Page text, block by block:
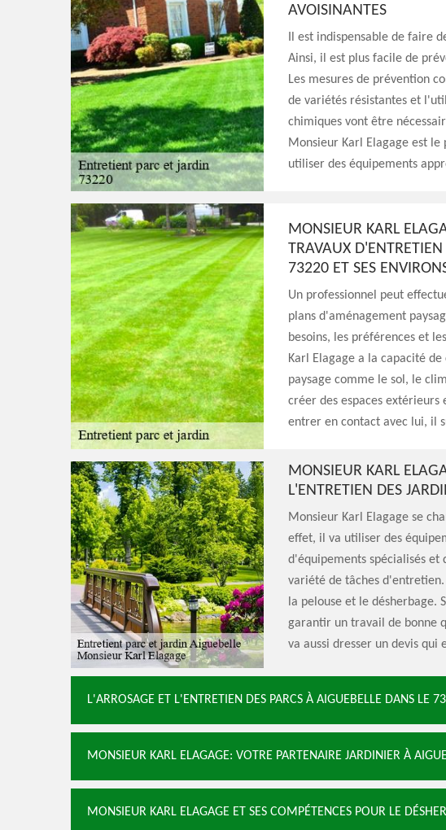
AVOISINANTES
Il est indispensable de faire
Ainsi, il est plus facile de
Les mesures de prévention
de variétés résistantes et
chimiques vont être
Monsieur Karl Elagage est
utiliser des équipements
MONSIEUR KARL
TRAVAUX
73220 ET SES
Un professionnel peut
plans d'aménagement
besoins, les préférences et
Karl Elagage a la capacité
paysage comme le sol, le
créer des espaces
entrer en contact avec lui, il
MONSIEUR KARL
L'ENTRETIEN DES
Monsieur Karl Elagage se
effet, il va utiliser des
d'équipements spécialisés
variété de tâches
la pelouse et le désherbage.
garantir un travail de bonne
va aussi dresser un devis
L'ARROSAGE ET L'ENTRETIEN DES PARCS À AIGUEBELLE DANS LE
MONSIEUR KARL ELAGAGE: VOTRE PARTENAIRE JARDINIER À
MONSIEUR KARL ELAGAGE ET SES COMPÉTENCES POUR LE